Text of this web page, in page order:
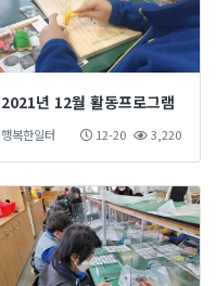
2021년 12월 활동프로그램
행복한일터 12-20 3,220